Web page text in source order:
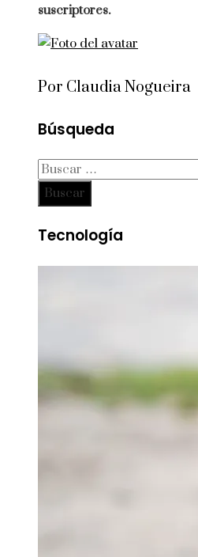
suscriptores.
Por Claudia Nogueira
Búsqueda
Buscar:
Tecnología